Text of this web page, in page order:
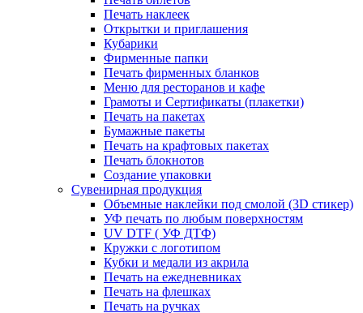
Печать наклеек
Открытки и приглашения
Кубарики
Фирменные папки
Печать фирменных бланков
Меню для ресторанов и кафе
Грамоты и Сертификаты (плакетки)
Печать на пакетах
Бумажные пакеты
Печать на крафтовых пакетах
Печать блокнотов
Создание упаковки
Сувенирная продукция
Объемные наклейки под смолой (3D стикер)
УФ печать по любым поверхностям
UV DTF ( УФ ДТФ)
Кружки с логотипом
Кубки и медали из акрила
Печать на ежедневниках
Печать на флешках
Печать на ручках